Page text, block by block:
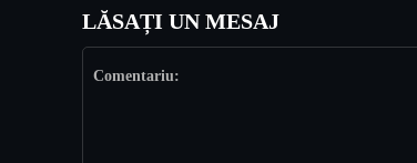
LĂSAȚI UN MESAJ